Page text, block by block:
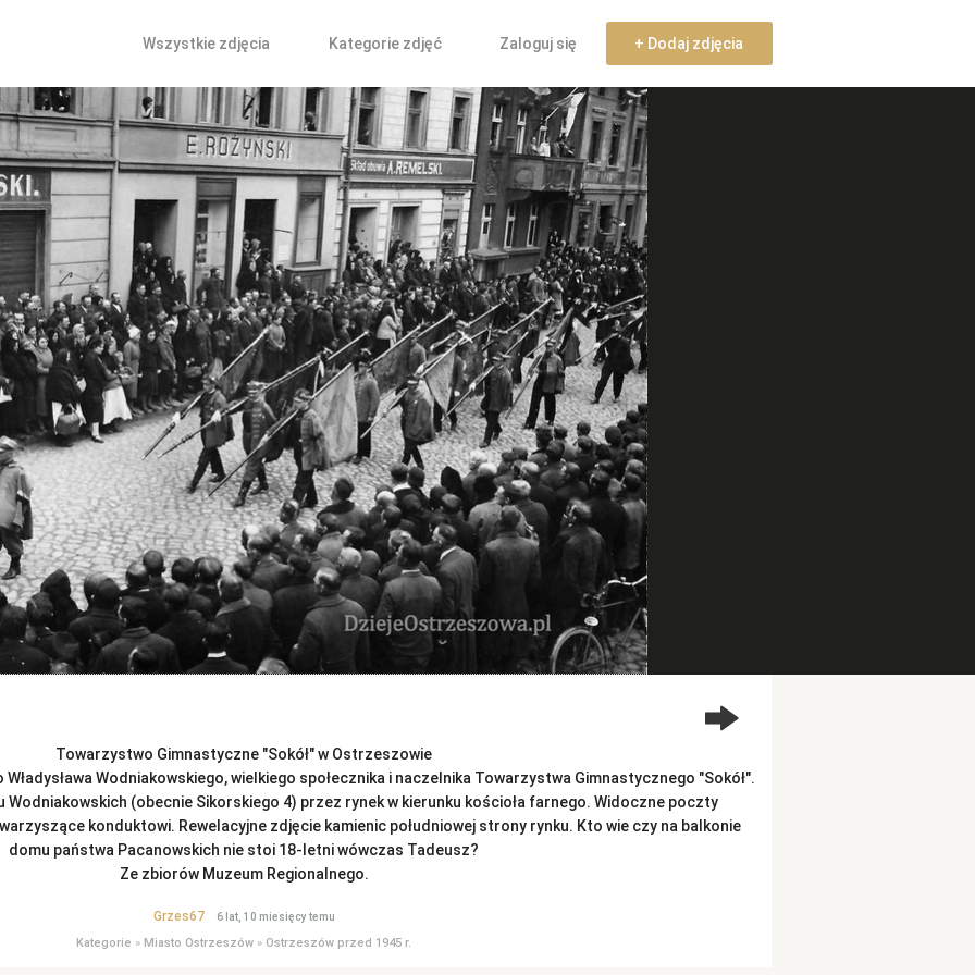
Wszystkie zdjęcia Kategorie zdjęć Zaloguj się + Dodaj zdjęcia
Towarzystwo Gimnastyczne "Sokół" w Ostrzeszowie
Wodniakowskiego, wielkiego społecznika i naczelnika Towarzystwa Gimnastycznego "Sokół".
Wodniakowskich (obecnie Sikorskiego 4) przez rynek w kierunku kościoła farnego. Widoczne poczty
konduktowi. Rewelacyjne zdjęcie kamienic południowej strony rynku. Kto wie czy na balkonie
domu państwa Pacanowskich nie stoi 18-letni wówczas Tadeusz?
Ze zbiorów Muzeum Regionalnego.
Grzes67 6 lat, 10 miesięcy temu
Kategorie » Miasto Ostrzeszów » Ostrzeszów przed 1945 r.